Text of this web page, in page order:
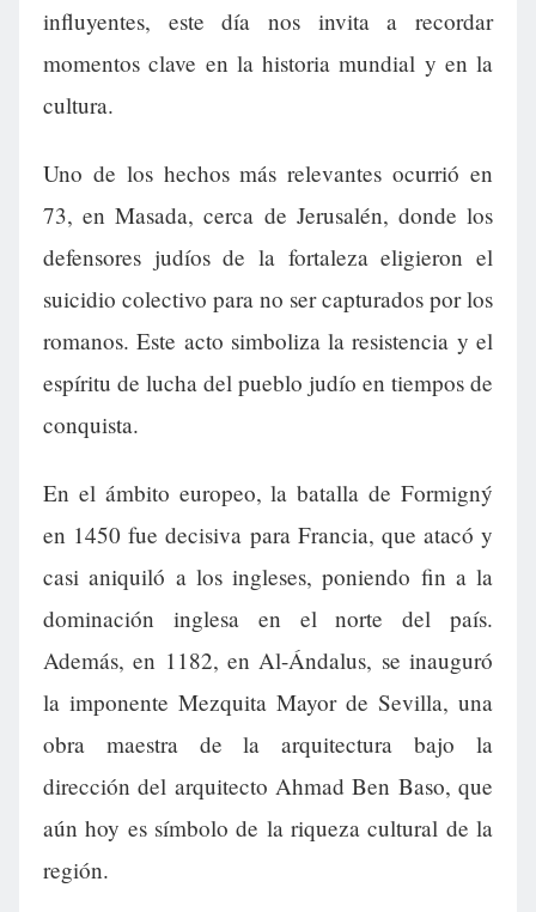
influyentes, este día nos invita a recordar
momentos clave en la historia mundial y en la
cultura.
Uno de los hechos más relevantes ocurrió en
73, en Masada, cerca de Jerusalén, donde los
defensores judíos de la fortaleza eligieron el
suicidio colectivo para no ser capturados por los
romanos. Este acto simboliza la resistencia y el
espíritu de lucha del pueblo judío en tiempos de
conquista.
En el ámbito europeo, la batalla de Formigný
en 1450 fue decisiva para Francia, que atacó y
casi aniquiló a los ingleses, poniendo fin a la
dominación inglesa en el norte del país.
Además, en 1182, en Al-Ándalus, se inauguró
la imponente Mezquita Mayor de Sevilla, una
obra maestra de la arquitectura bajo la
dirección del arquitecto Ahmad Ben Baso, que
aún hoy es símbolo de la riqueza cultural de la
región.